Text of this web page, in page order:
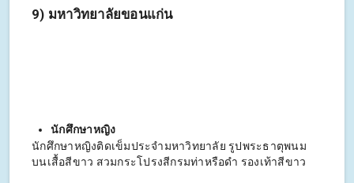
9) มหาวิทยาลัยขอนแก่น
นักศึกษาหญิง
นักศึกษาหญิงติดเข็มประจำมหาวิทยาลัย รูปพระธาตุพนม
บนเสื้อสีขาว สวมกระโปรงสีกรมท่าหรือดำ รองเท้าสีขาว